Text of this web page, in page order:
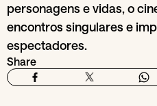
personagens e vidas, o
encontros singulares e
espectadores.
Share